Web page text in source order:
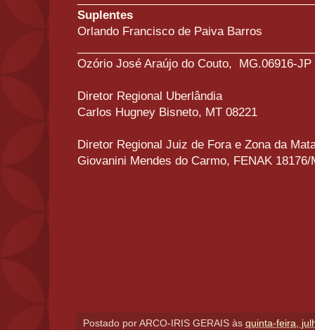
Suplentes
Orlando Francisco de Paiva Barros
Ozório José Araújo do Couto,
MG.06916-JP
Diretor Regional Uberlândia
Carlos Hugney Bisneto, MT 08221
Diretor Regional Juiz de Fora e Zona da
Giovanini Mendes do Carmo, FENAK 18176/
Postado por ARCO-IRIS GERAIS às quinta-feira,